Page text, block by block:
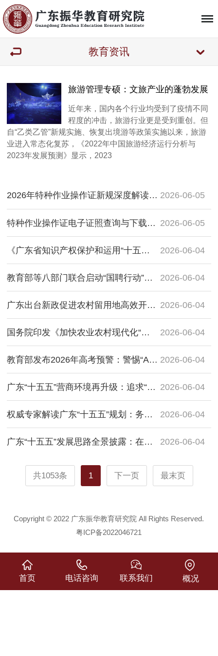
教育资讯
旅游管理专硕：文旅产业的蓬勃发展
近年来，国内各个行业均受到了疫情不同
程度的冲击，旅游行业更是受到重创。但
自“乙类乙管”新规实施、恢复出境游等政策实施以来，旅游
业进入常态化复苏，《2022年中国旅游经济运行分析与
2023年发展预测》显示，2023
2026年特种作业操作证新规深度解读：6年免复审，到期换证，振华职校助您合规上岸 2026-06-05
特种作业操作证电子证照查询与下载官方指南（应急管理部/国家政务服务平台） 2026-06-05
《广东省知识产权保护和运用“十五五”规划》公开征求意见，设定2030年高价值发明专利达58万件目标 2026-06-04
教育部等八部门联合启动“国聘行动”，全力促进高校毕业生等重点群体就业 2026-06-04
广东出台新政促进农村留用地高效开发利用，鼓励统筹开发零星分散地块 2026-06-04
国务院印发《加快农业农村现代化“十五五”规划》 2026-06-04
教育部发布2026年高考预警：警惕“AI押题”等虚假宣传，严守考场纪律 2026-06-04
广东“十五五”营商环境再升级：追求“最少、最快、最透明” 2026-06-04
权威专家解读广东“十五五”规划：务实进取的目标与特色发展的路径 2026-06-04
广东“十五五”发展思路全景披露：在推进中国式现代化建设中走在前列 2026-06-04
共1053条 1 下一页 最末页
Copyright © 2022 广东振华教育研究院 All Rights Reserved.
粤ICP备2022046721
首页 电话咨询 联系我们 概况